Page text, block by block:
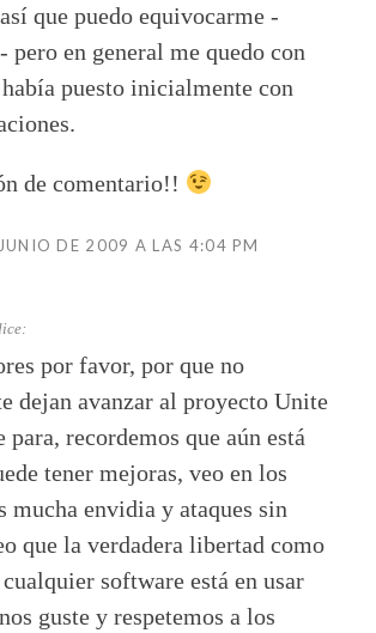
que puedo equivocarme -
pero en general me quedo con
puesto inicialmente con
de comentario!!
DE 2009 A LAS 4:04 PM
por favor, por que no
dejan avanzar al proyecto Unite
para, recordemos que aún está
tener mejoras, veo en los
mucha envidia y ataques sin
que la verdadera libertad como
software está en usar
guste y respetemos a los